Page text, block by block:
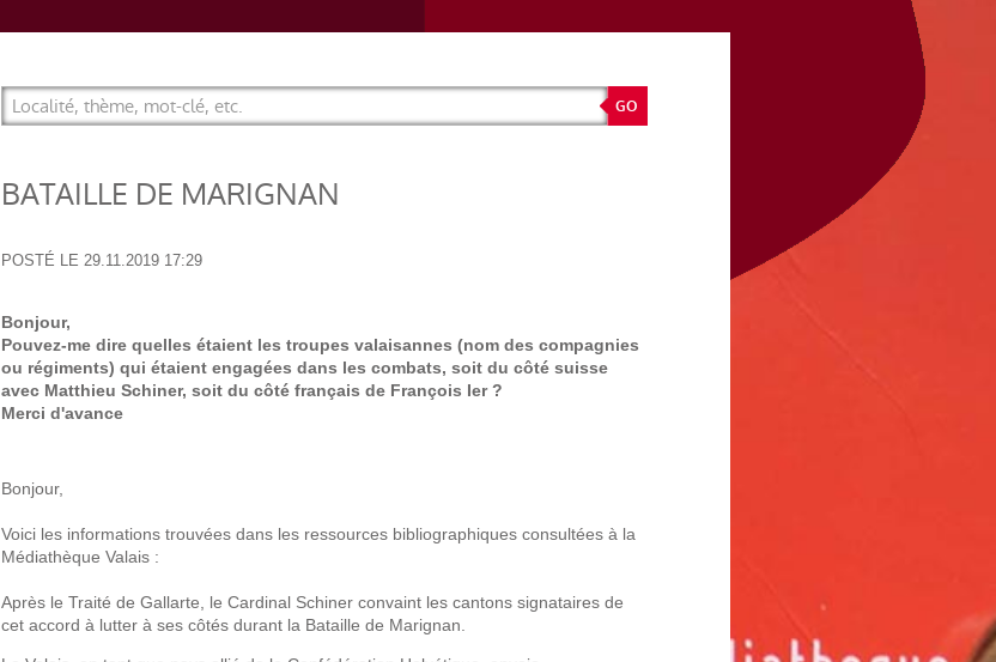
BATAILLE DE MARIGNAN
POSTÉ LE 29.11.2019 17:29
Bonjour,
Pouvez-me dire quelles étaient les troupes valaisannes (nom des compagnies
ou régiments) qui étaient engagées dans les combats, soit du côté suisse
avec Matthieu Schiner, soit du côté français de François Ier ?
Merci d'avance
Bonjour,
Voici les informations trouvées dans les ressources bibliographiques consultées à la
Médiathèque Valais :
Après le Traité de Gallarte, le Cardinal Schiner convaint les cantons signataires de
cet accord à lutter à ses côtés durant la Bataille de Marignan.